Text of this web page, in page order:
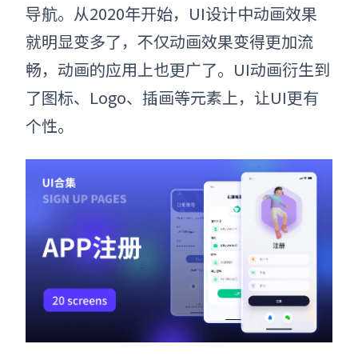
导航。 从2020年开始，UI设计中动画效果
就明显变多了，不仅动画效果变得更加流
畅，动画的应用上也更广了。UI动画衍生到
了图标、Logo、插画等元素上，让UI更有
个性。